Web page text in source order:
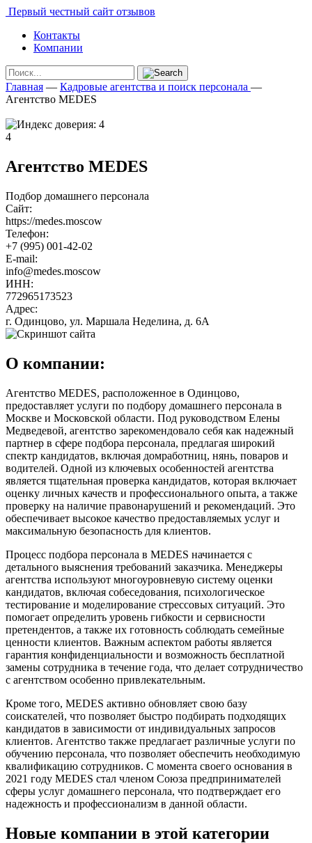
Первый честный сайт отзывов
Контакты
Компании
Главная — Кадровые агентства и поиск персонала —
Агентство MEDES
4
Агентство MEDES
Подбор домашнего персонала
Сайт:
https://medes.moscow
Телефон:
+7 (995) 001-42-02
E-mail:
info@medes.moscow
ИНН:
772965173523
Адрес:
г. Одинцово, ул. Маршала Неделина, д. 6А
О компании:
Агентство MEDES, расположенное в Одинцово,
предоставляет услуги по подбору домашнего персонала в
Москве и Московской области. Под руководством Елены
Медведевой, агентство зарекомендовало себя как надежный
партнер в сфере подбора персонала, предлагая широкий
спектр кандидатов, включая домработниц, нянь, поваров и
водителей. Одной из ключевых особенностей агентства
является тщательная проверка кандидатов, которая включает
оценку личных качеств и профессионального опыта, а также
проверку на наличие правонарушений и рекомендаций. Это
обеспечивает высокое качество предоставляемых услуг и
максимальную безопасность для клиентов.
Процесс подбора персонала в MEDES начинается с
детального выяснения требований заказчика. Менеджеры
агентства используют многоуровневую систему оценки
кандидатов, включая собеседования, психологическое
тестирование и моделирование стрессовых ситуаций. Это
помогает определить уровень гибкости и сервисности
претендентов, а также их готовность соблюдать семейные
ценности клиентов. Важным аспектом работы является
гарантия конфиденциальности и возможность бесплатной
замены сотрудника в течение года, что делает сотрудничество
с агентством особенно привлекательным.
Кроме того, MEDES активно обновляет свою базу
соискателей, что позволяет быстро подбирать подходящих
кандидатов в зависимости от индивидуальных запросов
клиентов. Агентство также предлагает различные услуги по
обучению персонала, что позволяет обеспечить необходимую
квалификацию сотрудников. С момента своего основания в
2021 году MEDES стал членом Союза предпринимателей
сферы услуг домашнего персонала, что подтверждает его
надежность и профессионализм в данной области.
Новые компании в этой категории